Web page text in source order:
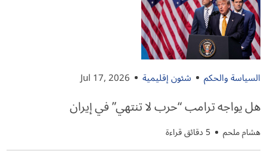
السياسة والحكم شئون إقليمية Jul 17, 2026
هل يواجه ترامب “حرب لا تنتهي” في إيران
هشام ملحم 5 دقائق قراءة